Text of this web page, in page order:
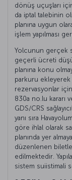
dönüş uçuşları
da iptal talebinin
planına uygun
işlem yapılması
Yolcunun gerçek
geçerli ücreti
planına konu
parkuru ekleyerek
rezervasyonlar
830a no.lu kararı
GDS/CRS
yanı sıra
göre ihlal olarak
planında yer
düzenlenen
edilmektedir.
sistem suiistimali